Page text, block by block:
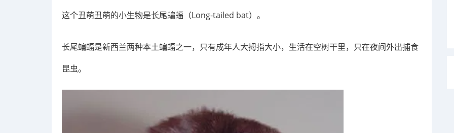
这个丑萌丑萌的小生物是长尾蝙蝠（Long-tailed bat）。
长尾蝙蝠是新西兰两种本土蝙蝠之一，只有成年人大拇指大小，生活在空树干里，只在夜间外出捕食
昆虫。